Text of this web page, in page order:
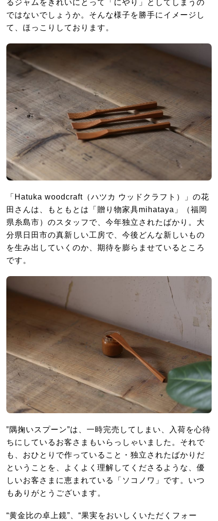
るジャムをきれいにとって「にやり」としてしまうの
ではないでしょうか。そんな様子を勝手にイメージし
て、ほっこりしております。
「Hatuka woodcraft（ハツカ ウッドクラフト）」の花
田さんは、もともとは「贈り物家具mihataya」（福岡
県糸島市）のスタッフで、今年独立されたばかり。大
分県日田市の真新しい工房で、今後どんな新しいもの
を生み出していくのか、期待を膨らませているところ
です。
‟隅掬いスプーン”は、一時完売してしまい、入荷を心待
ちにしているお客さまもいらっしゃいました。それで
も、おひとりで作っていること・独立されたばかりだ
ということを、よくよく理解してくださるような、優
しいお客さまに恵まれている「ソコノワ」です。いつ
もありがとうございます。
“黄金比の卓上鏡”、“果実をおいしくいただくフォー